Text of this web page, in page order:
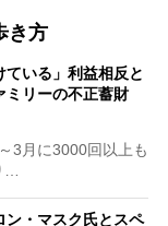
き方
ている」利益相反と
ミリーの不正蓄財
3月に3000回以上も
ン・マスク氏とスペ